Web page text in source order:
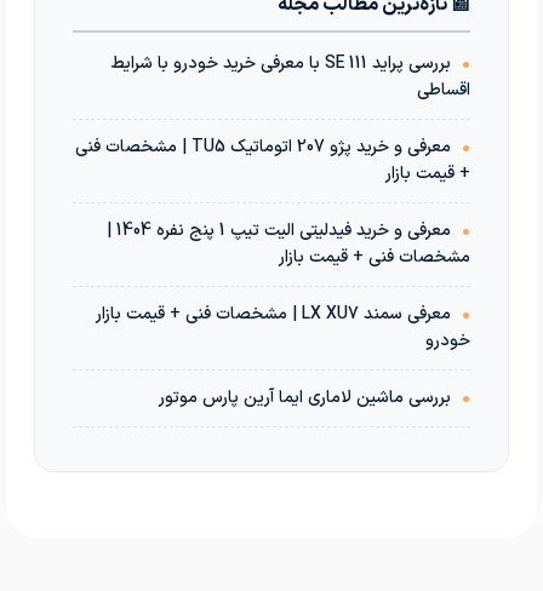
•
بررسی پراید 111 SE با معرفی خرید خودرو با شرایط
اقساطی
•
معرفی و خرید پژو 207 اتوماتیک TU5 | مشخصات فنی
+ قیمت بازار
•
معرفی و خرید فیدلیتی الیت تیپ 1 پنج نفره 1404 |
مشخصات فنی + قیمت بازار
•
معرفی سمند LX XU7 | مشخصات فنی + قیمت بازار
خودرو
• بررسی ماشین لاماری ایما آرین پارس موتور